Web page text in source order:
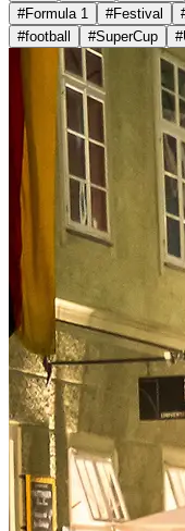
#Formula 1 #Festival
#football #SuperCup #